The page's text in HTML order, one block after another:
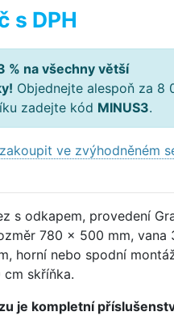
s DPH
% na všechny větší
Objednejte alespoň za 8
zadejte kód MINUS3.
ve zvýhodněném
s odkapem, provedení
780 x 500 mm, vana
horní nebo spodní
cm skříňka.
je kompletní